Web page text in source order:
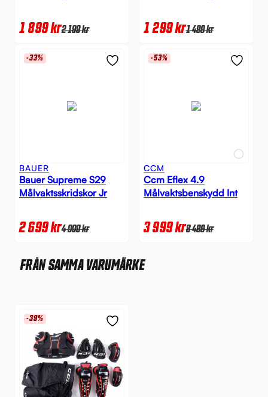
1 899kr2 199kr 1 299kr1 499kr
-33%
BAUER
Bauer Supreme S29
Målvaktsskridskor Jr
2 699kr4 000kr
-53%
CCM
Ccm Eflex 4.9
Målvaktsbenskydd Int
3 999kr8 499kr
FRÅN SAMMA VARUMÄRKE
-39%